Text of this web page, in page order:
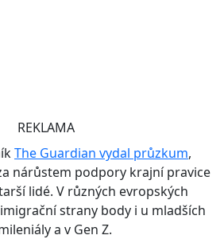
REKLAMA
The Guardian vydal průzkum,
nárůstem podpory krajní pravice
lidé. V různých evropských
strany body i u mladších
a v Gen Z.